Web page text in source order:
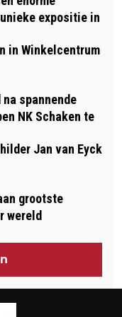
IN 1
expositie in
in Winkelcentrum
spannende
NK Schaken te
Jan van Eyck
grootste
wereld